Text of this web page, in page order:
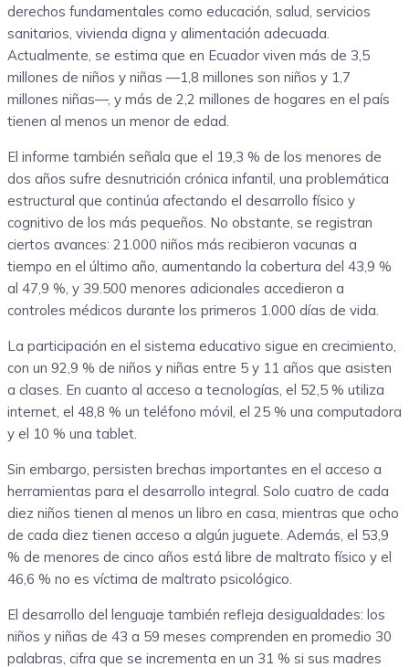
derechos fundamentales como educación, salud, servicios
sanitarios, vivienda digna y alimentación adecuada.
Actualmente, se estima que en Ecuador viven más de 3,5
millones de niños y niñas —1,8 millones son niños y 1,7
millones niñas—, y más de 2,2 millones de hogares en el país
tienen al menos un menor de edad.
El informe también señala que el 19,3 % de los menores de
dos años sufre desnutrición crónica infantil, una problemática
estructural que continúa afectando el desarrollo físico y
cognitivo de los más pequeños. No obstante, se registran
ciertos avances: 21.000 niños más recibieron vacunas a
tiempo en el último año, aumentando la cobertura del 43,9 %
al 47,9 %, y 39.500 menores adicionales accedieron a
controles médicos durante los primeros 1.000 días de vida.
La participación en el sistema educativo sigue en crecimiento,
con un 92,9 % de niños y niñas entre 5 y 11 años que asisten
a clases. En cuanto al acceso a tecnologías, el 52,5 % utiliza
internet, el 48,8 % un teléfono móvil, el 25 % una computadora
y el 10 % una tablet.
Sin embargo, persisten brechas importantes en el acceso a
herramientas para el desarrollo integral. Solo cuatro de cada
diez niños tienen al menos un libro en casa, mientras que ocho
de cada diez tienen acceso a algún juguete. Además, el 53,9
% de menores de cinco años está libre de maltrato físico y el
46,6 % no es víctima de maltrato psicológico.
El desarrollo del lenguaje también refleja desigualdades: los
niños y niñas de 43 a 59 meses comprenden en promedio 30
palabras, cifra que se incrementa en un 31 % si sus madres